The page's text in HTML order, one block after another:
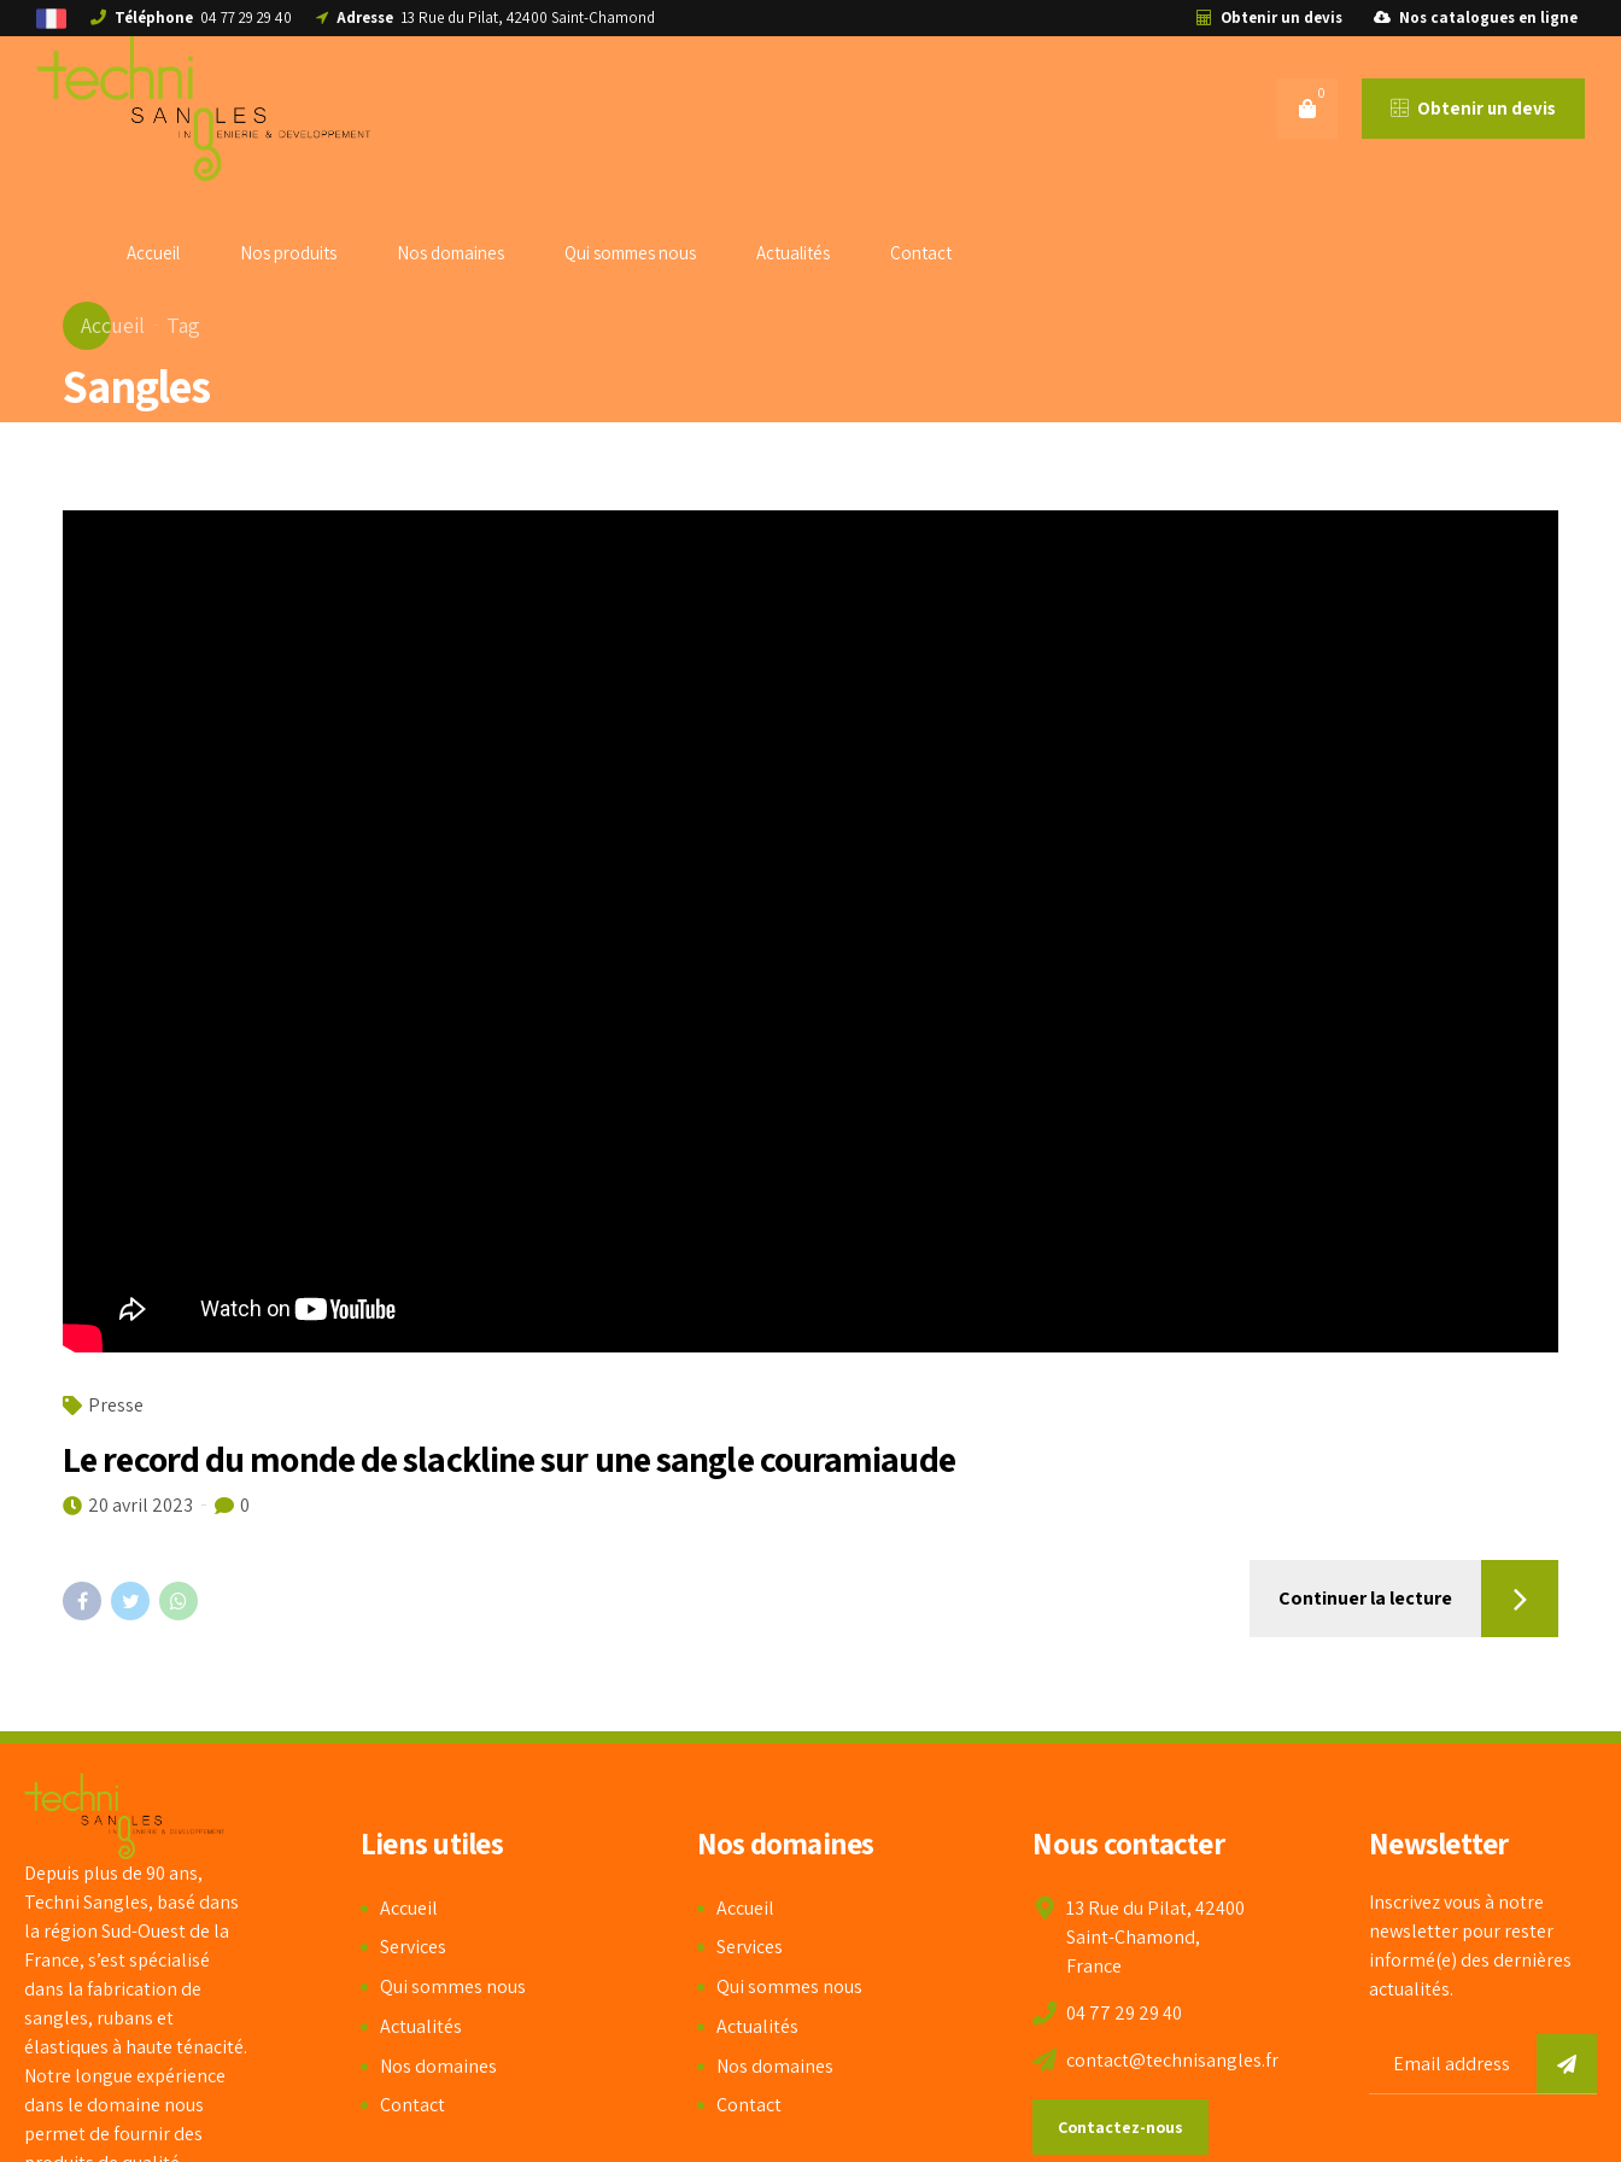
Téléphone 04 77 29 29 40 Adresse 13 Rue du Pilat, 42400 Saint-Chamond Obtenir un devis Nos catalogues en ligne
0
Obtenir un devis
Accueil Nos produits Nos domaines Qui sommes nous Actualités Contact
Accueil Tag
Sangles
Presse
Le record du monde de slackline sur une sangle couramiaude
20 avril 2023 0
Continuer la lecture
Depuis plus de 90 ans,
Techni Sangles, basé dans
la région Sud-Ouest de la
France, s’est spécialisé
dans la fabrication de
sangles, rubans et
élastiques à haute ténacité.
Notre longue expérience
dans le domaine nous
permet de fournir des
Liens utiles
Accueil
Services
Qui sommes nous
Actualités
Nos domaines
Contact
Nos domaines
Accueil
Services
Qui sommes nous
Actualités
Nos domaines
Contact
Nous contacter
13 Rue du Pilat, 42400
Saint-Chamond,
France
04 77 29 29 40
contact@technisangles.fr
Contactez-nous
Newsletter
Inscrivez vous à notre
newsletter pour rester
informé(e) des dernières
actualités.